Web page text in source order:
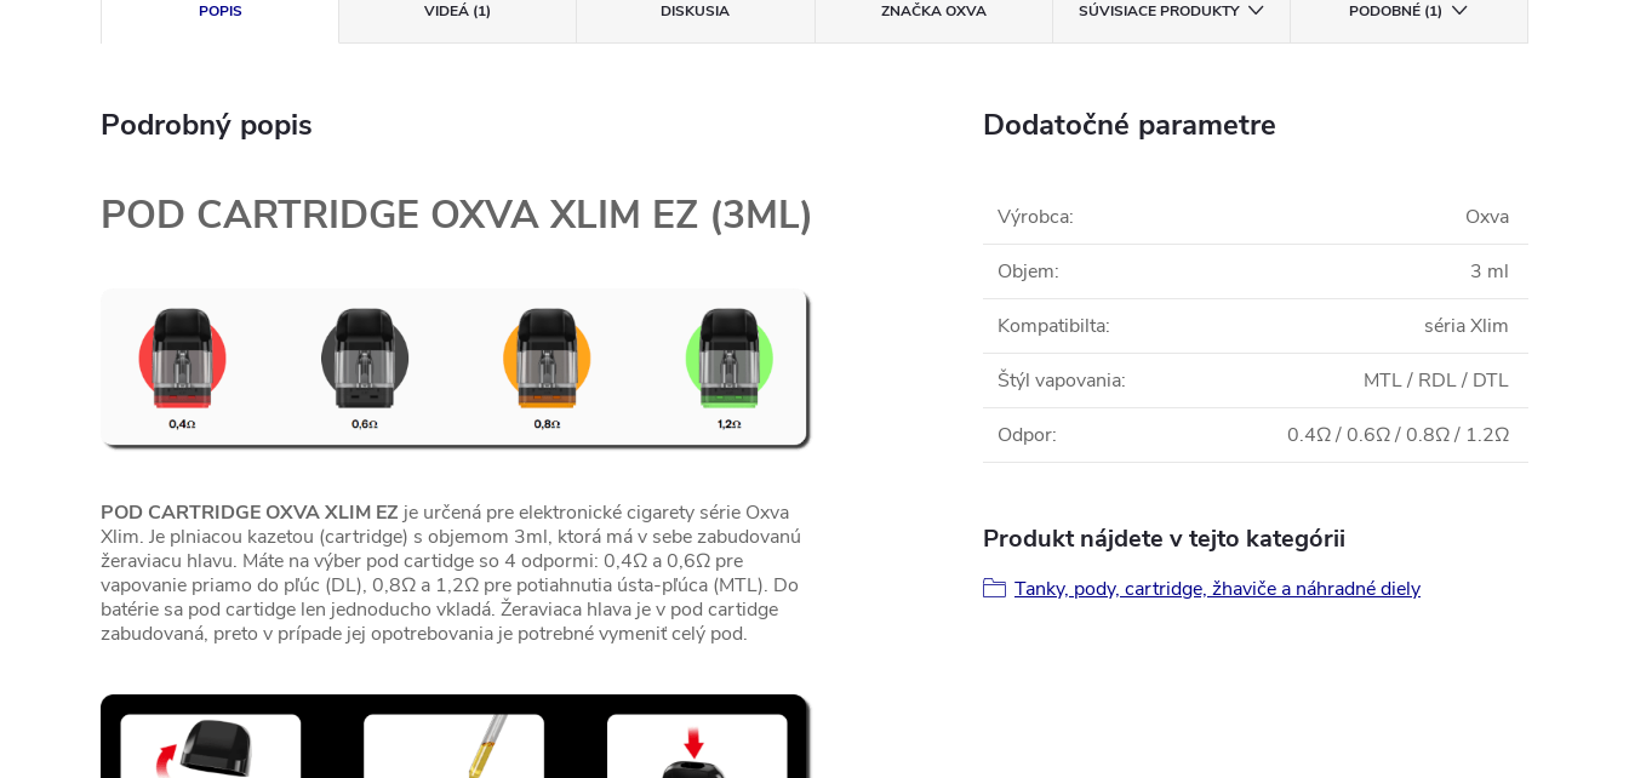
POPIS VIDEÁ (1) DISKUSIA ZNAČKAOXVA SÚVISIACE PRODUKTY PODOBNÉ (1)
Podrobný popis
POD CARTRIDGE OXVA XLIM EZ (3ML)
POD CARTRIDGE OXVA XLIM EZ je určená pre elektronické cigarety série Oxva
Xlim. Je plniacou kazetou (cartridge) s objemom 3ml, ktorá má v sebe zabudovanú
žeraviacu hlavu. Máte na výber pod cartidge so 4 odpormi: 0,4Ω a 0,6Ω pre
vapovanie priamo do pľúc (DL), 0,8Ω a 1,2Ω pre potiahnutia ústa-pľúca (MTL). Do
batérie sa pod cartidge len jednoducho vkladá. Žeraviaca hlava je v pod cartidge
zabudovaná, preto v prípade jej opotrebovania je potrebné vymeniť celý pod.
Dodatočné parametre
Výrobca: Oxva
Objem: 3 ml
Kompatibilta: séria Xlim
Štýl vapovania: MTL / RDL / DTL
Odpor: 0.4Ω / 0.6Ω / 0.8Ω / 1.2Ω
Produkt nájdete v tejto kategórii
Tanky, pody, cartridge, žhaviče a náhradné diely